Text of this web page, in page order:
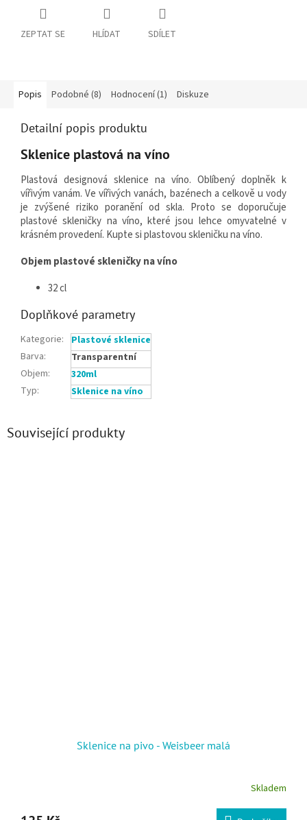
ZEPTAT SE HLÍDAT SDÍLET
Popis Podobné (8) Hodnocení (1) Diskuze
Detailní popis produktu
Sklenice plastová na víno
Plastová designová sklenice na víno. Oblíbený doplněk k
vířivým vanám. Ve vířivých vanách, bazénech a celkově u vody
je zvýšené riziko poranění od skla. Proto se doporučuje
plastové skleničky na víno, které jsou lehce omyvatelné v
krásném provedení. Kupte si plastovou skleničku na víno.
Objemplastové skleničky na víno
32 cl
Doplňkové parametry
Kategorie:
Plastové sklenice
Barva:
Transparentní
Objem:
320ml
Typ: Sklenice na víno
Související produkty
Sklenice na pivo - Weisbeer malá
Skladem